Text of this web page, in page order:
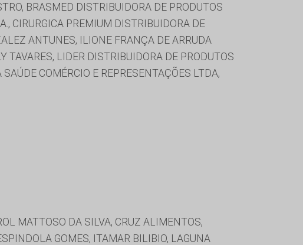
BRASMED DISTRIBUIDORA DE PRODUTOS
CIRURGICA PREMIUM DISTRIBUIDORA DE
ANTUNES, ILIONE FRANÇA DE ARRUDA
TAVARES, LIDER DISTRIBUIDORA DE PRODUTOS
COMÉRCIO E REPRESENTAÇÕES LTDA,
MATTOSO DA SILVA, CRUZ ALIMENTOS,
GOMES, ITAMAR BILIBIO, LAGUNA